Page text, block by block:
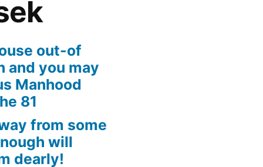
out-of
and you may
Manhood
81
from some
will
dearly!